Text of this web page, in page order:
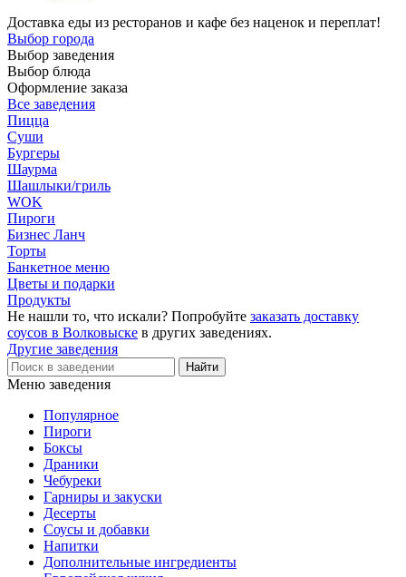
Доставка еды из ресторанов и кафе без наценок и переплат!
Выбор города
Выбор заведения
Выбор блюда
Оформление заказа
Все заведения
Пицца
Суши
Бургеры
Шаурма
Шашлыки/гриль
WOK
Пироги
Бизнес Ланч
Торты
Банкетное меню
Цветы и подарки
Продукты
Не нашли то, что искали? Попробуйте заказать доставку
соусов в Волковыске в других заведениях.
Другие заведения
Меню заведения
Популярное
Пироги
Боксы
Драники
Чебуреки
Гарниры и закуски
Десерты
Соусы и добавки
Напитки
Дополнительные ингредиенты